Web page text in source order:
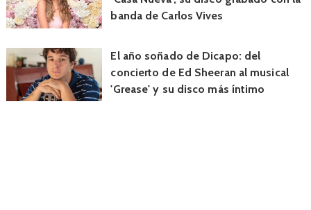
banda de Carlos Vives
El año soñado de Dicapo: del
concierto de Ed Sheeran al musical
'Grease' y su disco más íntimo